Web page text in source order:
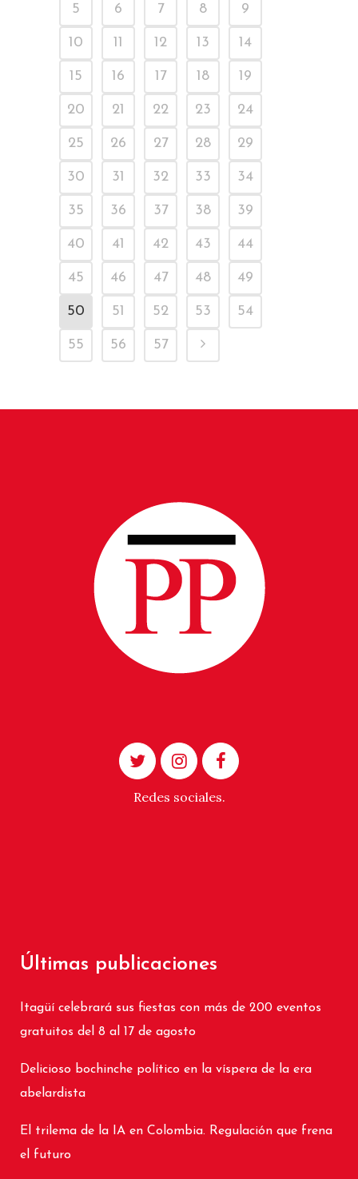
5 6 7 8 9
10 11 12 13 14
15 16 17 18 19
20 21 22 23 24
25 26 27 28 29
30 31 32 33 34
35 36 37 38 39
40 41 42 43 44
45 46 47 48 49
50 51 52 53 54
55 56 57
Redes sociales.
Últimas publicaciones
Itagüí celebrará sus fiestas con más de 200 eventos
gratuitos del 8 al 17 de agosto
Delicioso bochinche político en la víspera de la era
abelardista
El trilema de la IA en Colombia. Regulación que frena
el futuro